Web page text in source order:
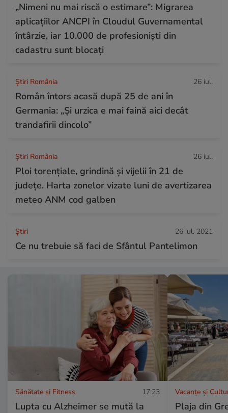
„Nimeni nu mai riscă o estimare”: Migrarea
aplicațiilor ANCPI în Cloudul Guvernamental
întârzie, iar 10.000 de profesioniști din
cadastru sunt blocați
Știri România 26 iul.
Român întors acasă după 25 de ani în
Germania: „Și urzica e mai faină aici decât
trandafirii dincolo”
Știri România 26 iul.
Ploi torențiale, grindină și vijelii în 21 de
județe. Harta zonelor vizate luni de avertizarea
meteo ANM cod galben
Ştiri 26 iul. 2021
Ce nu trebuie să faci de Sfântul Pantelimon
Sănătate și Fitness 17:23
Lupta cu Alzheimer se mută la
Vacanțe și
Plaja din